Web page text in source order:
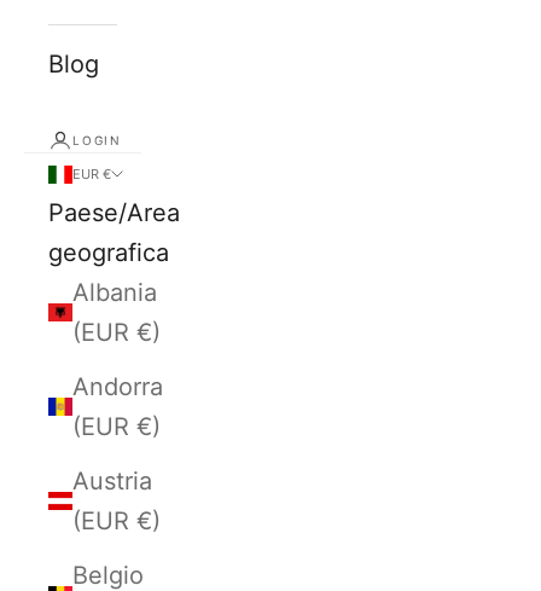
Blog
LOGIN
EUR €
Paese/Area
geografica
Albania
(EUR €)
Andorra
(EUR €)
Austria
(EUR €)
Belgio